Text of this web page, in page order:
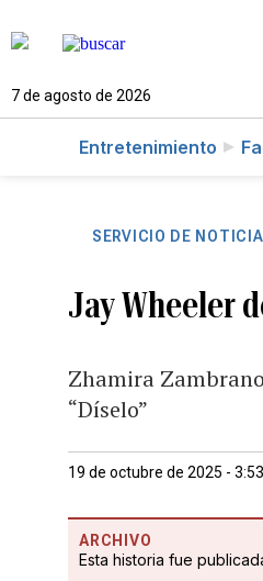
7 de agosto de 2026
Entretenimiento
SERVICIO DE
Jay Wheeler
Zhamira
“Díselo”
19 de octubre de 2025 -
ARCHIVO
Esta historia fue